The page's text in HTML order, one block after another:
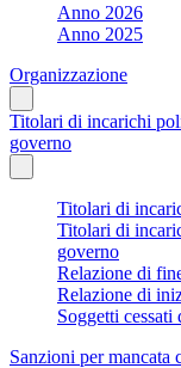
Anno 2026
Anno 2025
Organizzazione
Titolari di incarichi
governo
Titolari di
Titolari di
governo
Relazione di
Relazione di
Soggetti
Sanzioni per mancata